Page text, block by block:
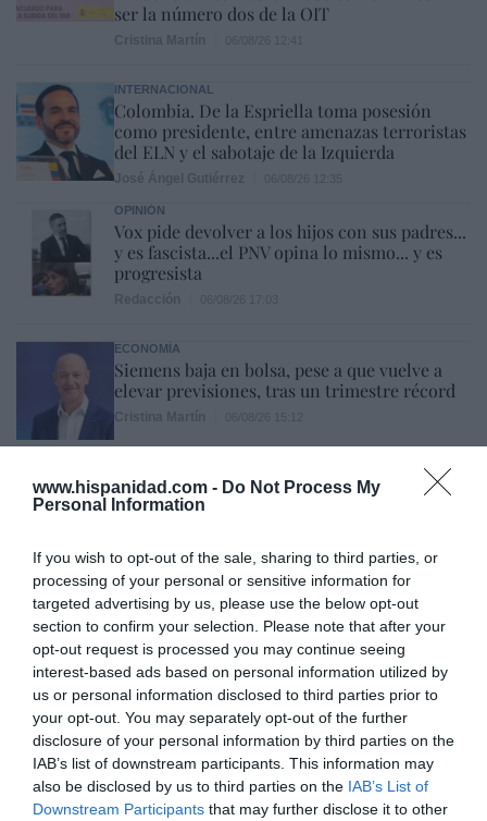
www.hispanidad.com - Do Not Process My
Personal Information
If you wish to opt-out of the sale, sharing to third parties, or
processing of your personal or sensitive information for
targeted advertising by us, please use the below opt-out
section to confirm your selection. Please note that after your
opt-out request is processed you may continue seeing
interest-based ads based on personal information utilized by
us or personal information disclosed to third parties prior to
your opt-out. You may separately opt-out of the further
disclosure of your personal information by third parties on the
IAB’s list of downstream participants. This information may
also be disclosed by us to third parties on the IAB’s List of
Downstream Participants that may further disclose it to other
ser la número dos de la OIT
INTERNACIONAL
Colombia. De la Espriella toma posesión
como presidente, entre amenazas terroristas
del ELN y el sabotaje de la Izquierda
OPINIÓN
Vox pide devolver a los hijos con sus padres...
y es fascista...el PNV opina lo mismo... y es
progresista
ECONOMÍA
Siemens baja en bolsa, pese a que vuelve a
elevar previsiones, tras un trimestre récord
“Sánchez es un sinvergüenza que ha
abandonado a su país, porque Ceuta es
connivencia con Marruecos”: acusa una ceutí
Hispanidad 06/08/26 11:30
Marcelo Gullo: “El trabajo de desmitificar la
historia, de poner la verdadera, de
desmontar la falsificación, es un trabajo
cristiano"
por Hispanidad
Artículos anteriores